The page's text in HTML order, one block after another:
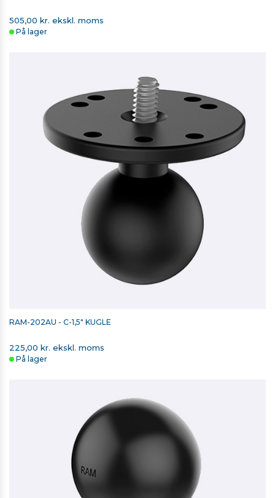
505,00 kr. ekskl. moms
På lager
RAM-202AU - C-1,5" KUGLE
225,00 kr. ekskl. moms
På lager